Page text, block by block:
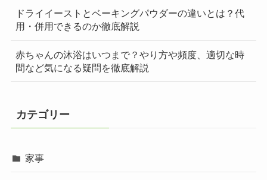
ドライイーストとベーキングパウダーの違いとは？代
用・併用できるのか徹底解説
赤ちゃんの沐浴はいつまで？やり方や頻度、適切な時
間など気になる疑問を徹底解説
カテゴリー
家事